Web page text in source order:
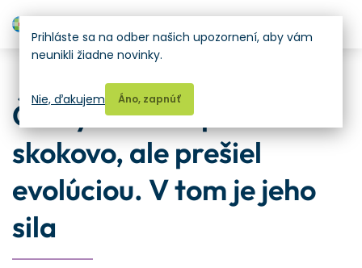
Český ISOH neprišiel
skokovo, ale prešiel
evolúciou. V tom je jeho
sila
Prihláste sa na odber našich upozornení, aby vám
neunikli žiadne novinky.
Áno, zapnúť
Nie, ďakujem